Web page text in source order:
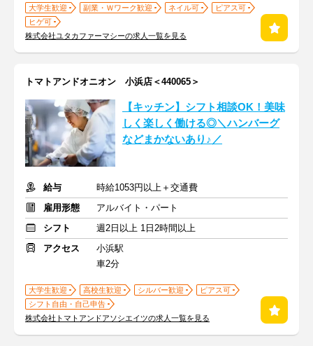
大学生歓迎 副業・Ｗワーク歓迎 ネイル可
ピアス可
ヒゲ可
株式会社ユタカファーマシーの求人一覧を見る
トマトアンドオニオン 小浜店＜440065＞
【キッチン】シフト相談OK！美味
しく楽しく働ける◎＼ハンバーグ
などまかないあり♪／
給与
時給1053円以上＋交通費
雇用形態
アルバイト・パート
シフト
週2日以上 1日2時間以上
アクセス
小浜駅
車2分
大学生歓迎 高校生歓迎 シルバー歓迎
ピアス可
シフト自由・自己申告
株式会社トマトアンドアソシエイツの求人一覧を見る